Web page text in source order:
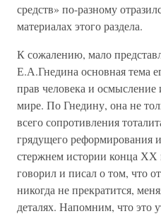
средств» по-разному
материалах этого раздела.
К сожалению, мало
Е.А.Гнедина основная тема
прав человека и
мире. По Гнедину, она не
всего сопротивления
грядущего реформирования
стержнем истории конца ХХ
говорил и писал о том, что
никогда не прекратится,
деталях. Напомним, что это